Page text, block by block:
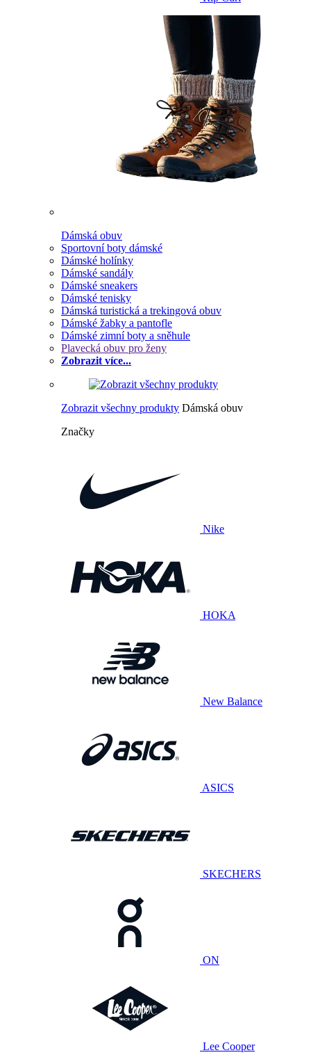
Dámská obuv
Sportovní boty dámské
Dámské holínky
Dámské sandály
Dámské sneakers
Dámské tenisky
Dámská turistická a trekingová obuv
Dámské žabky a pantofle
Dámské zimní boty a sněhule
Plavecká obuv pro ženy
Zobrazit více...
Zobrazit všechny produkty Dámská obuv
Značky
Nike
HOKA
New Balance
ASICS
SKECHERS
ON
Lee Cooper